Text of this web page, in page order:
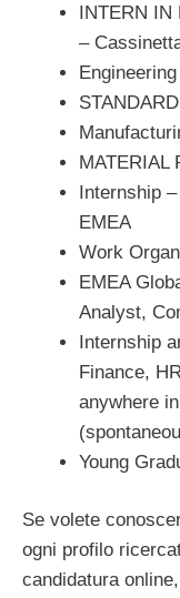
INTERN IN
–
MATERIAL
Internship
EMEA
Work
EMEA
Analyst,
Internship
Finance,
anywhere
Young
Se volete
ogni profilo
candidatura